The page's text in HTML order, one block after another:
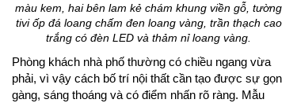
màu kem, hai bên lam kẻ chám khung viền gỗ, tường
tivi ốp đá loang chấm đen loang vàng, trần thạch cao
trắng có đèn LED và thảm nỉ loang vàng.
Phòng khách nhà phố thường có chiều ngang vừa
phải, vì vậy cách bố trí nội thất cần tạo được sự gọn
gàng, sáng thoáng và có điểm nhấn rõ ràng. Mẫu